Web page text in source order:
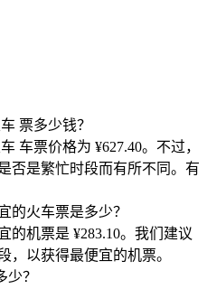
票多少钱？
车票价格为 ¥627.40。不过，
否是繁忙时段而有所不同。有
的火车票是多少？
的机票是 ¥283.10。我们建议
，以获得最便宜的机票。
？